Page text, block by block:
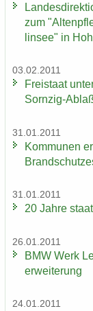
zum
lin­see" in
03.02.2011
Frei­staat
Sornzig-​
31.01.2011
Kom­mu­nen
31.01.2011
20 Jahre
26.01.2011
BMW Werk
er­wei­te­rung
24.01.2011